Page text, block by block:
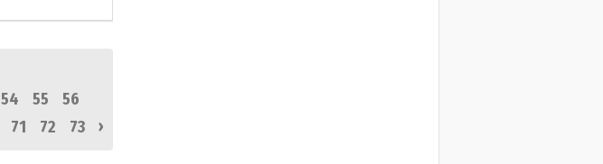
54 55
56
71 72 73 ›